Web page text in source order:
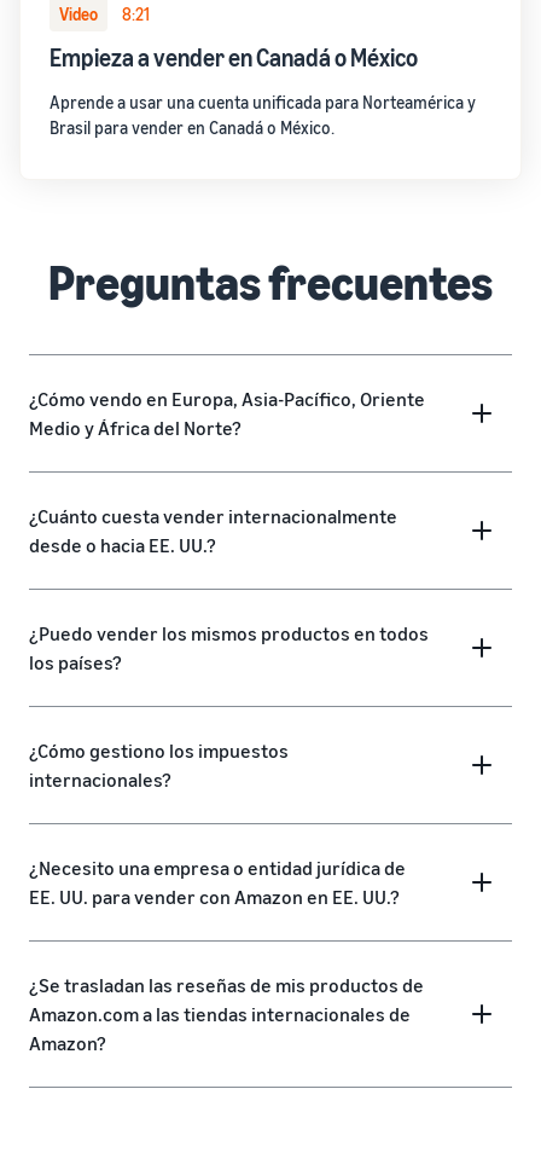
Video 8:21
Empieza a vender en Canadá o México
Aprende a usar una cuenta unificada para Norteamérica y
Brasil para vender en Canadá o México.
Preguntas frecuentes
¿Cómo vendo en Europa, Asia-Pacífico, Oriente
Medio y África del Norte?
¿Cuánto cuesta vender internacionalmente
desde o hacia EE. UU.?
¿Puedo vender los mismos productos en todos
los países?
¿Cómo gestiono los impuestos
internacionales?
¿Necesito una empresa o entidad jurídica de
EE. UU. para vender con Amazon en EE. UU.?
¿Se trasladan las reseñas de mis productos de
Amazon.com a las tiendas internacionales de
Amazon?